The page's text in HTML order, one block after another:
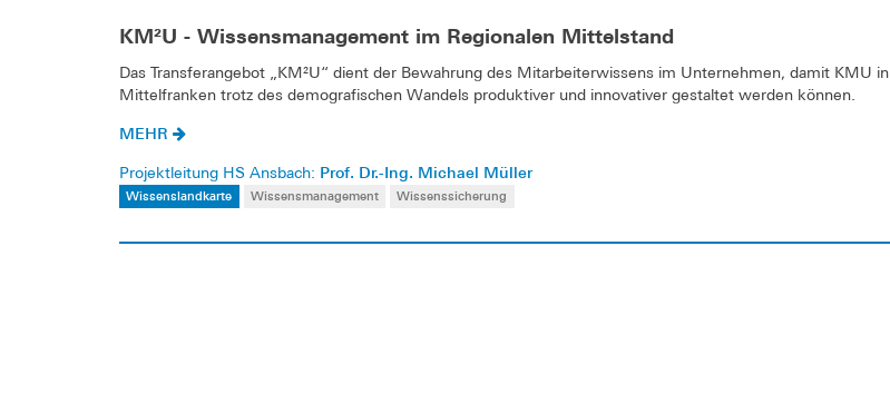
KM²U - Wissensmanagement im Regionalen Mittelstand
Das Transferangebot „KM²U“ dient der Bewahrung des Mitarbeiterwissens im Unternehmen, damit KMU in
Mittelfranken trotz des demografischen Wandels produktiver und innovativer gestaltet werden können.
MEHR
Projektleitung HS Ansbach: Prof. Dr.-Ing. Michael Müller
Wissenslandkarte Wissensmanagement Wissenssicherung